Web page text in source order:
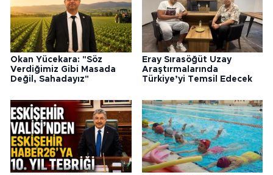
Okan Yücekara: "Söz
Verdiğimiz Gibi Masada
Değil, Sahadayız"
Eray Sırasöğüt Uzay
Araştırmalarında
Türkiye’yi Temsil Edecek